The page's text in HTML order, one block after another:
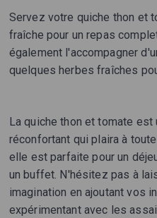
Servez votre quiche thon et
fraîche pour un repas
également l'accompagner
quelques herbes fraîches
La quiche thon et tomate
réconfortant qui plaira à
elle est parfaite pour un
un buffet. N'hésitez pas à
imagination en ajoutant vos
expérimentant avec les